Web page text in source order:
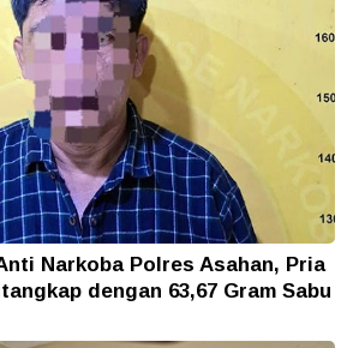
Narkoba Polres Asahan, Pria
dengan 63,67 Gram Sabu